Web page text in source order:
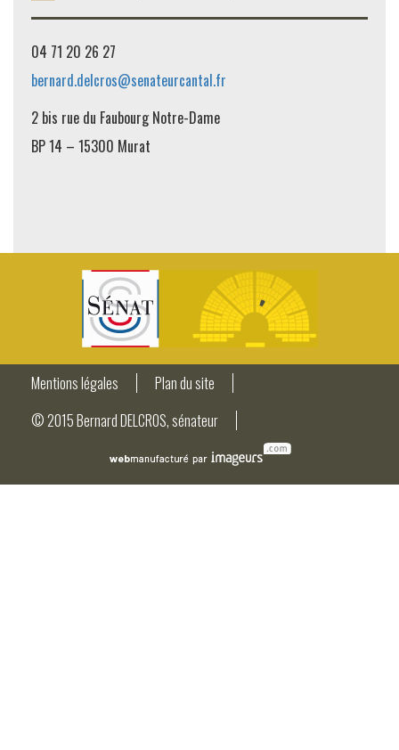
04 71 20 26 27
bernard.delcros@senateurcantal.fr
2 bis rue du Faubourg Notre-Dame
BP 14 – 15300 Murat
Mentions légales
Plan du site
© 2015 Bernard DELCROS, sénateur